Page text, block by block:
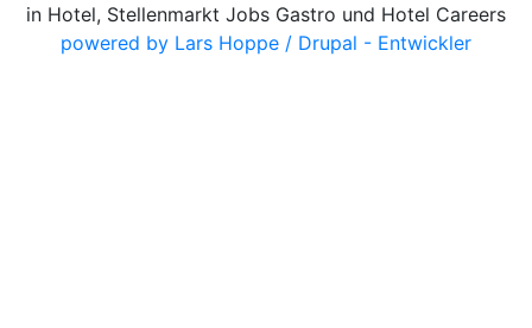
in Hotel, Stellenmarkt Jobs Gastro und Hotel Careers
powered by Lars Hoppe / Drupal - Entwickler